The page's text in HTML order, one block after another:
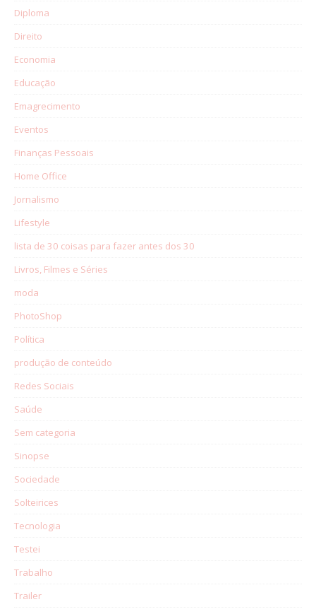
Diploma
Direito
Economia
Educação
Emagrecimento
Eventos
Finanças Pessoais
Home Office
Jornalismo
Lifestyle
lista de 30 coisas para fazer antes dos 30
Livros, Filmes e Séries
moda
PhotoShop
Política
produção de conteúdo
Redes Sociais
Saúde
Sem categoria
Sinopse
Sociedade
Solteirices
Tecnologia
Testei
Trabalho
Trailer